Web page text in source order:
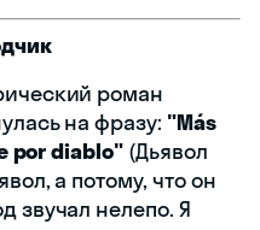
роман
на фразу: "Más
por diablo" (Дьявол
а потому, что он
звучал нелепо. Я